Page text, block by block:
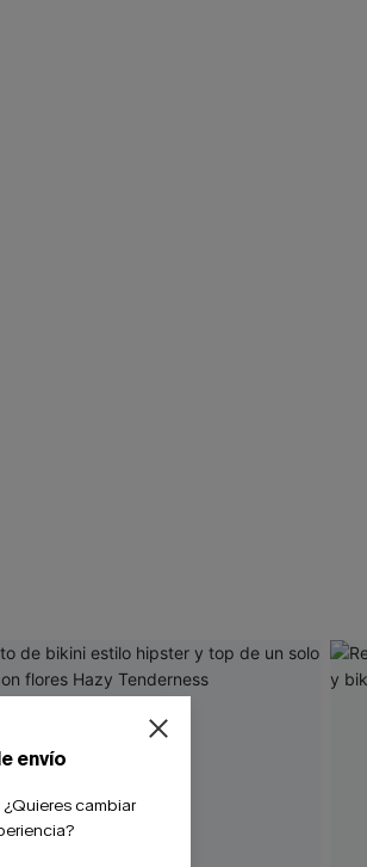
envío
¿Quieres cambiar
extra sin compra mínima